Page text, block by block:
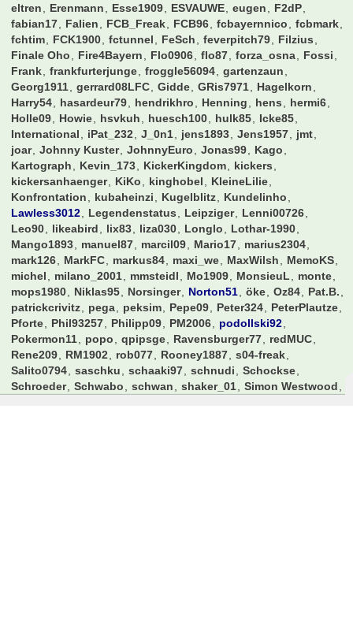
eltren
Erenmann Esse1909 ESVAUWE eugen
F2dP
fabian17
Falien FCB_Freak FCB96 fcbayernnico
fcbmark
fchtim
FCK1900 fctunnel FeSch feverpitch79
Filzius
Finale Oho
Fire4Bayern Flo0906 flo87 forza_osna
Fossi
Frank
frankfurterjunge froggle56094
gartenzaun
Georg1911
gerrard08LFC Gidde GRis7971
Hagelkorn
Harry54
hasardeur79 hendrikhro Henning hens
hermi6
Holle09
Howie hsvkuh huesch100 hulk85
Icke85
International
iPat_232 J_0n1 jens1893 Jens1957
jmt
joar
Johnny Kuster JohnnyEuro Jonas99
Kago
Kartograph
Kevin_173 KickerKingdom
kickers
kickersanhaenger
KiKo kinghobel
KleineLilie
Konfrontation
kubaheinzi Kugelblitz
Kundelinho
Lawless3012
Legendenstatus Leipziger
Lenni00726
Leo90
likeabird lix83 liza030 Longlo
Lothar-1990
Mango1893
manuel87 marcil09 Mario17
marius2304
mark126
MarkFC markus84 maxi_we MaxWilsh
MemoKS
michel
milano_2001 mmsteidl Mo1909 MonsieuL
monte
mops1980
Niklas95 Norsinger Norton51 öke Oz84
Pat.B.
patrickcrivitz
pega peksim Pepe09 Peter324
PeterPlautze
Pforte
Phil93257 Philipp09 PM2006
podollski92
Pokermon11
popo qpipsge Ravensburger77
redMUC
Rene209
RM1902 rob077 Rooney1887
s04-freak
Salito0794
saschku schaaki97 schnudi
Schockse
Schroeder
Schwabo schwan shaker_01
Simon Westwood